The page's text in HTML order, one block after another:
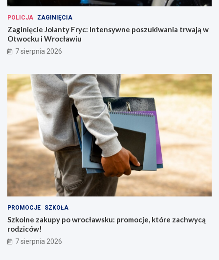
POLICJA ZAGINIĘCIA
Zaginięcie Jolanty Fryc: Intensywne poszukiwania trwają w
Otwocku i Wrocławiu
7 sierpnia 2026
PROMOCJE SZKOŁA
Szkolne zakupy po wrocławsku: promocje, które zachwycą
rodziców!
7 sierpnia 2026